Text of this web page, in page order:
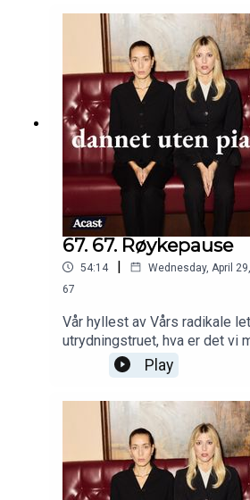
hva mener vi egentlig med
Windows bay.Klipp: Jonas
67. 67. Røykepause
54:14 | Wednesday, April
67
Vår hyllest av Vårs radikale
utrydningstruet, hva er det vi
Trommelyden har blitt et
Brannsupportere. Nadina vet
den såkalt svimlende lønna
for.Klipp: Jonas Jøranson
Play